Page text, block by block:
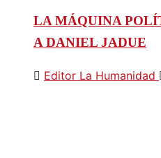
LA MÁQUINA
A DANIEL JADUE
Editor La Humanidad